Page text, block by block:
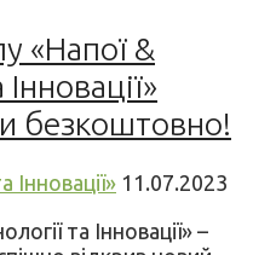
«Напої &
безкоштовно!
Інновації» 11.07.2023
та Інновації» –